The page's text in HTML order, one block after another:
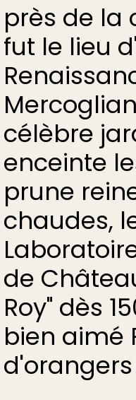
près de la
fut le lieu
célèbre
enceinte
prune
chaudes,
de
Roy" dès
bien aimé